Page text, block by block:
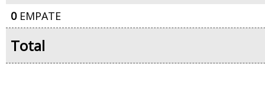
0EMPATE
Total